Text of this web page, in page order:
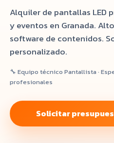
Alquiler de pantallas LED
y eventos en Granada.
software de contenidos.
personalizado.
🔧 Equipo técnico Pantallista ·
profesionales
Solicitar